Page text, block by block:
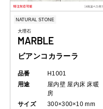
NATURAL STONE
大理石
MARBLE
ビアンコカラーラ
品番
H1001
用途
屋内壁 屋内床 床暖
房
サイズ
300×300×10 mm